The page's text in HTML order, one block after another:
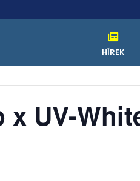
HÍREK
x UV-